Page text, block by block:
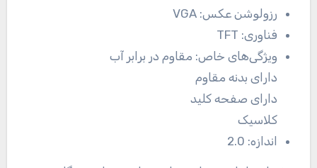
رزولوشن عکس: VGA
فناوری: TFT
ویژگی‌های خاص: مقاوم در برابر آب
دارای بدنه مقاوم
دارای صفحه کلید
کلاسیک
اندازه: 2.0